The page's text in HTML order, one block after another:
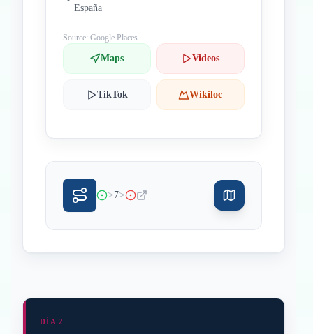
España
Source: Google Places
Maps Videos
TikTok Wikiloc
>7>
DÍA 2